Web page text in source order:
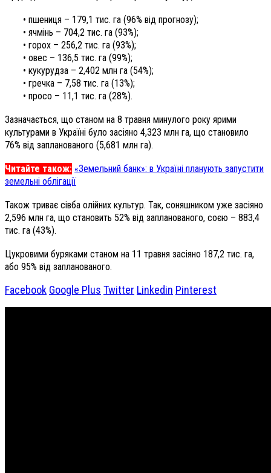
• пшениця – 179,1 тис. га (96% від прогнозу);
• ячмінь – 704,2 тис. га (93%);
• горох – 256,2 тис. га (93%);
• овес – 136,5 тис. га (99%);
• кукурудза – 2,402 млн га (54%);
• гречка – 7,58 тис. га (13%);
• просо – 11,1 тис. га (28%).
Зазначається, що станом на 8 травня минулого року ярими
культурами в Україні було засіяно 4,323 млн га, що становило
76% від запланованого (5,681 млн га).
Читайте також: «Земельний банк»: в Україні планують запустити
земельні облігації
Також триває сівба олійних культур. Так, соняшником уже засіяно
2,596 млн га, що становить 52% від запланованого, соєю – 883,4
тис. га (43%).
Цукровими буряками станом на 11 травня засіяно 187,2 тис. га,
або 95% від запланованого.
Facebook Google Plus Twitter Linkedin Pinterest